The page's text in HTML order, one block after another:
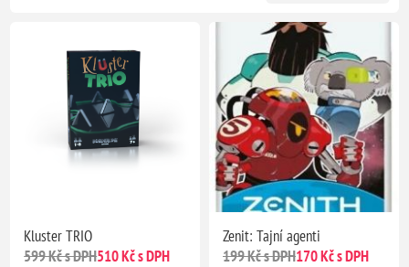
Kluster TRIO
599 Kč s DPH510 Kč s DPH
Zenit: Tajní agenti
199 Kč s DPH170 Kč s DPH